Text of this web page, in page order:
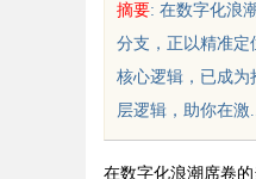
sc
摘要: 在数字化浪
分支，正以精准定
核心逻辑，已成为
层逻辑，助你在激
在数字化浪潮席卷
动，一眼万年！久匠量身定制
唇，才是你整张脸的点睛之